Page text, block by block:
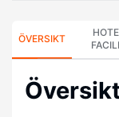
ÖVERSIKT